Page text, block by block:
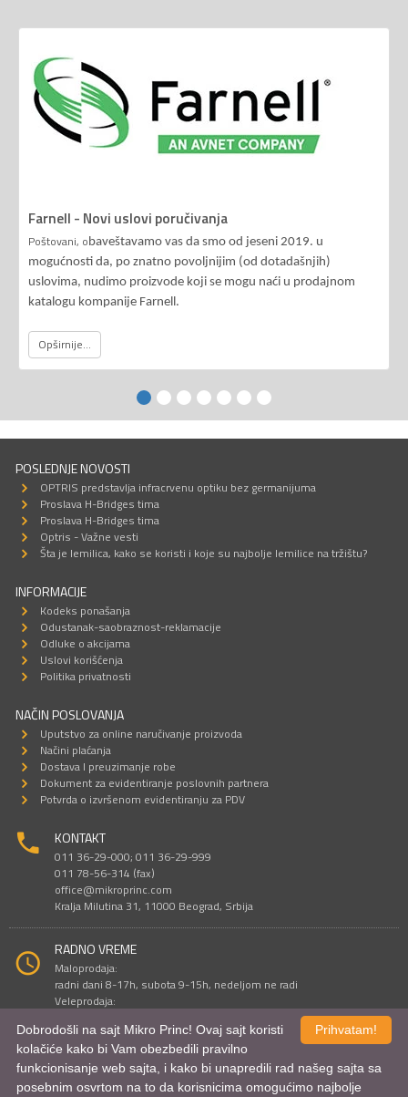
Farnell - Novi uslovi poručivanja
Poštovani, o baveštavamo vas da smo od jeseni 2019. u
mogućnosti da, po znatno povoljnijim (od dotadašnjih)
uslovima, nudimo proizvode koji se mogu naći u prodajnom
katalogu kompanije Farnell.
Opširnije...
POSLEDNJE NOVOSTI
OPTRIS predstavlja infracrvenu optiku bez germanijuma
Proslava H-Bridges tima
Proslava H-Bridges tima
Optris - Važne vesti
Šta je lemilica, kako se koristi i koje su najbolje lemilice na tržištu?
INFORMACIJE
Kodeks ponašanja
Odustanak-saobraznost-reklamacije
Odluke o akcijama
Uslovi korišćenja
Politika privatnosti
NAČIN POSLOVANJA
Uputstvo za online naručivanje proizvoda
Načini plaćanja
Dostava I preuzimanje robe
Dokument za evidentiranje poslovnih partnera
Potvrda o izvršenom evidentiranju za PDV
KONTAKT
011 36-29-000; 011 36-29-999
011 78-56-314 (fax)
office@mikroprinc.com
Kralja Milutina 31, 11000 Beograd, Srbija
RADNO VREME
Maloprodaja:
radni dani 8-17h, subota 9-15h, nedeljom ne radi
Veleprodaja:
Sve cene su iskazane u dinarima. PDV je uračunat u cenu.
© Mikro Princ 1999 - 2026. Sva prava su zadržana.
Prihvatam!
Dobrodošli na sajt Mikro Princ! Ovaj sajt koristi
kolačiće kako bi Vam obezbedili pravilno
funkcionisanje web sajta, i kako bi unapredili rad našeg sajta sa
posebnim osvrtom na to da korisnicima omogućimo najbolje